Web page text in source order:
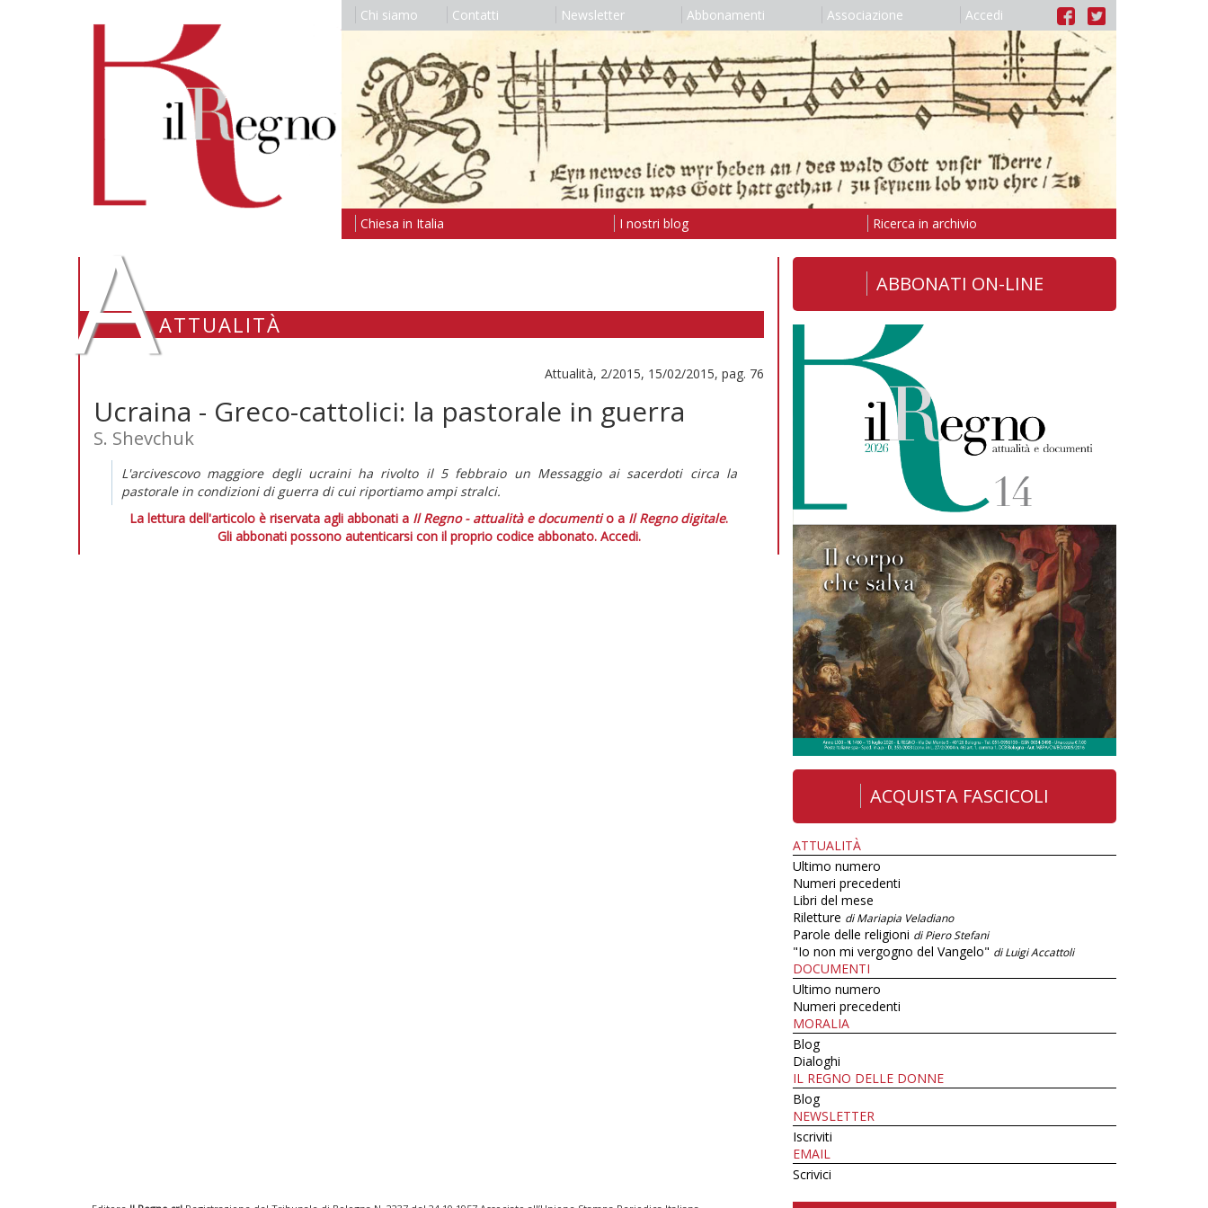
Chi siamo Contatti Newsletter Abbonamenti Associazione Accedi
Chiesa in Italia I nostri blog Ricerca in archivio
AATTUALITÀ
Attualità, 2/2015, 15/02/2015, pag. 76
Ucraina - Greco-cattolici: la pastorale in guerra
S. Shevchuk
L'arcivescovo maggiore degli ucraini ha rivolto il 5 febbraio un Messaggio ai sacerdoti circa la
pastorale in condizioni di guerra di cui riportiamo ampi stralci.
La lettura dell'articolo è riservata agli abbonati a Il Regno - attualità e documentio a Il Regno digitale.
Gli abbonati possono autenticarsi con il proprio codice abbonato. Accedi.
ABBONATI ON-LINE
ACQUISTA FASCICOLI
ATTUALITÀ
Ultimo numero
Numeri precedenti
Libri del mese
Riletture di Mariapia Veladiano
Parole delle religioni di Piero Stefani
"Io non mi vergogno del Vangelo" di Luigi Accattoli
DOCUMENTI
Ultimo numero
Numeri precedenti
MORALIA
Blog
Dialoghi
IL REGNO DELLE DONNE
Blog
NEWSLETTER
Iscriviti
EMAIL
Scrivici